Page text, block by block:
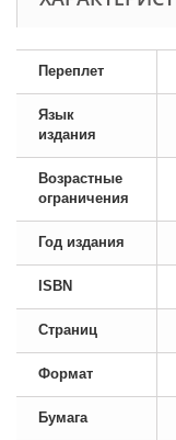
Переплет
Язык
издания
Возрастные
ограничения
Год издания
ISBN
Страниц
Формат
Бумага